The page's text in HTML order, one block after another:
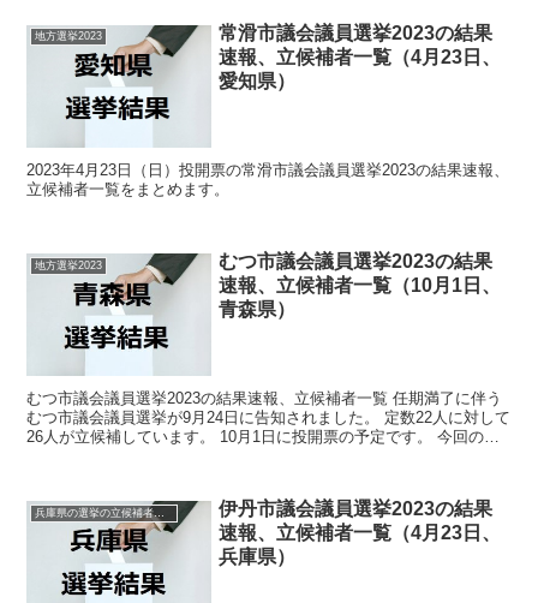
地方選挙2023
常滑市議会議員選挙2023の結果
速報、立候補者一覧（4月23日、
愛知県）
2023年4月23日（日）投開票の常滑市議会議員選挙2023の結果速報、
立候補者一覧をまとめます。
地方選挙2023
むつ市議会議員選挙2023の結果
速報、立候補者一覧（10月1日、
青森県）
むつ市議会議員選挙2023の結果速報、立候補者一覧 任期満了に伴う
むつ市議会議員選挙が9月24日に告知されました。 定数22人に対して
26人が立候補しています。 10月1日に投開票の予定です。 今回の記
兵庫県の選挙の立候補者と結果速報一覧
伊丹市議会議員選挙2023の結果
速報、立候補者一覧（4月23日、
兵庫県）